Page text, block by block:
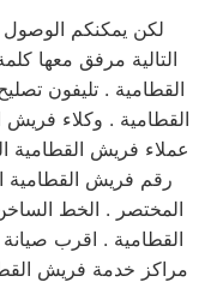
لكن يمكنكم الوصول
التالية مرفق معها
القطامية . تليفون
القطامية . وكلاء
عملاء فريش
رقم فريش القطامية
المختصر . الخط
القطامية . اقرب
مراكز خدمة فريش